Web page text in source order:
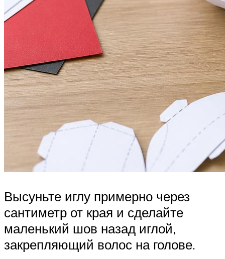
Высуньте иглу примерно через
сантиметр от края и сделайте
маленький шов назад иглой,
закрепляющий волос на голове.